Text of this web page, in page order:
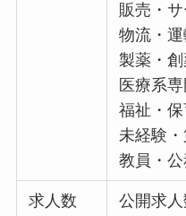
販売・
物流・
製薬・
医療系
福祉・
未経験
教員・
求人数
公開求